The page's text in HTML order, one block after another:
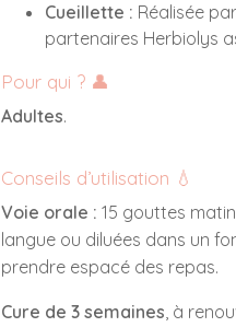
Cueillette : Réalisée
partenaires Herbiolys
Pour qui ? 👤
Adultes.
Conseils d’utilisation 💧
Voie orale : 15 gouttes
langue ou diluées dans un
prendre espacé des repas.
Cure de 3 semaines, à